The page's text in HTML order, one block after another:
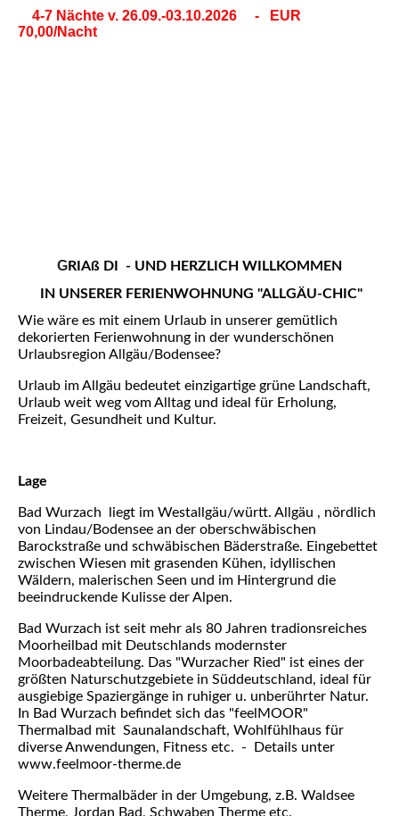
4-7 Nächte v. 26.09.-03.10.2026 - EUR
70,00/Nacht
GRIAß DI - UND HERZLICH WILLKOMMEN
IN UNSERER FERIENWOHNUNG "ALLGÄU-CHIC"
Wie wäre es mit einem Urlaub in unserer gemütlich
dekorierten Ferienwohnung in der wunderschönen
Urlaubsregion Allgäu/Bodensee?
Urlaub im All gäu bedeutet einzigartige grüne Landschaft,
Urlaub weit weg vom Alltag und ideal für Erholung,
Freizeit, Gesundheit und Kultur.
Lage
Bad Wurzach liegt im Westallgäu/württ. Allgäu , nördlich
von Lindau/Bodensee an der oberschwäbischen
Barockstraße und schwäbischen Bäderstraße. Eingebettet
zwischen Wiesen mit grasenden Kühen, idyllischen
Wäldern, malerischen Seen und im Hintergrund die
beeindruckende Kulisse der Alpen.
Bad Wurzach ist seit mehr als 80 Jahren tradionsreiches
Moorheilbad mit Deutschlands modernster
Moorbadeabteilung. Das "Wurzacher Ried" ist eines der
größten Naturschutzgebiete in Süddeutschland, ideal für
ausgiebige Spaziergänge in ruhiger u. unberührter Natur.
In Bad Wurzach befindet sich das "feelMOOR"
Thermalbad mit Saunalandschaft, Wohlfühlhaus für
diverse Anwendungen, Fitness etc. - Details unter
www.feelmoor-therme.de
Weitere Thermalbäder in der Umgebung, z.B. Waldsee
Therme, Jordan Bad, Schwaben Therme etc.